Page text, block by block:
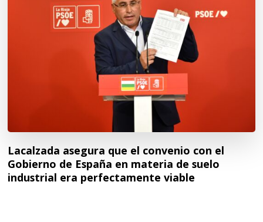
Lacalzada asegura que el convenio con el
Gobierno de España en materia de suelo
industrial era perfectamente viable